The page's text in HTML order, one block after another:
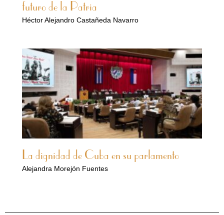
futuro de la Patria
Héctor Alejandro Castañeda Navarro
La dignidad de Cuba en su parlamento
Alejandra Morejón Fuentes